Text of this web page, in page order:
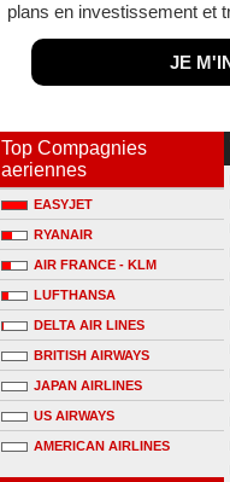
plans en investissement et
JE
Top Compagnies
aeriennes
EASYJET
RYANAIR
AIR FRANCE - KLM
LUFTHANSA
DELTA AIR LINES
BRITISH AIRWAYS
JAPAN AIRLINES
US AIRWAYS
AMERICAN AIRLINES